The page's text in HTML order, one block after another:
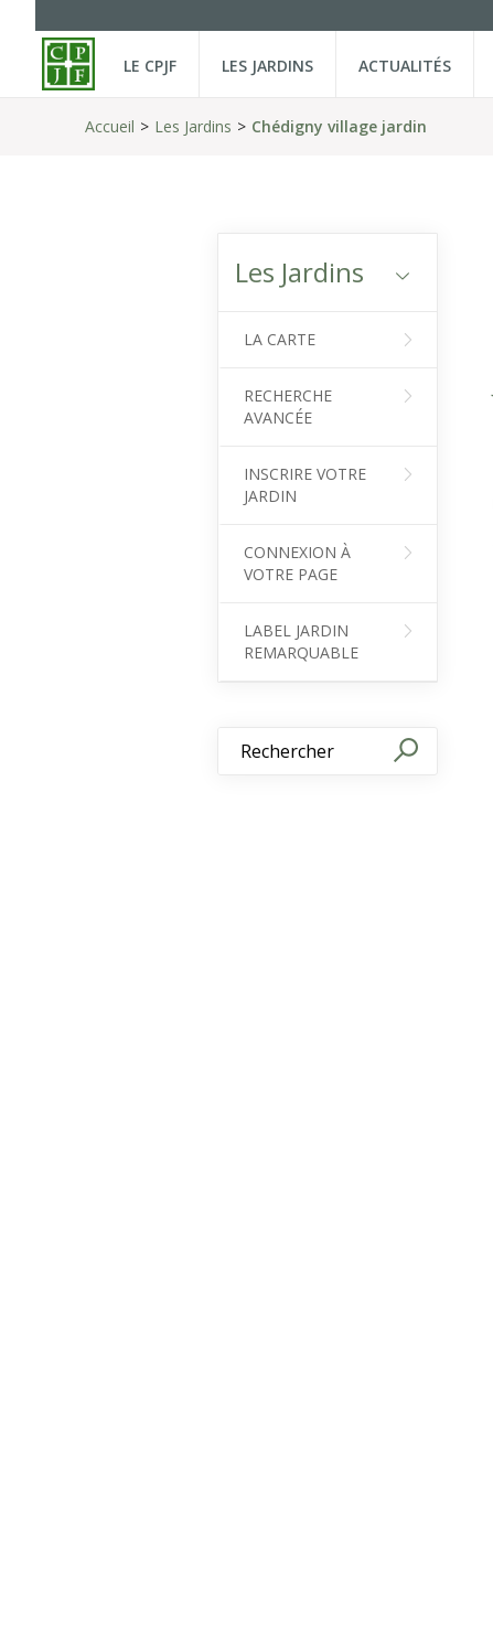
LE CPJF LES JARDINS ACTUALITÉS
Accueil Les Jardins Chédigny village jardin
Les Jardins
LA CARTE
RECHERCHE
AVANCÉE
INSCRIRE VOTRE
JARDIN
CONNEXION À
VOTRE PAGE
LABEL JARDIN
REMARQUABLE